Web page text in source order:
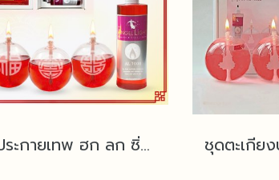
ชุดประกายเทพ ฮก ลก ซิ่ว แถมฟรีน้ำมันนางฟ้า